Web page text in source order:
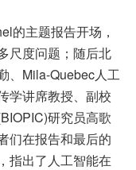
的主题报告开场，
尺度问题；随后北
、Mila-Quebec人工
学讲席教授、副校
研究员高歌
们在报告和最后的
指出了人工智能在